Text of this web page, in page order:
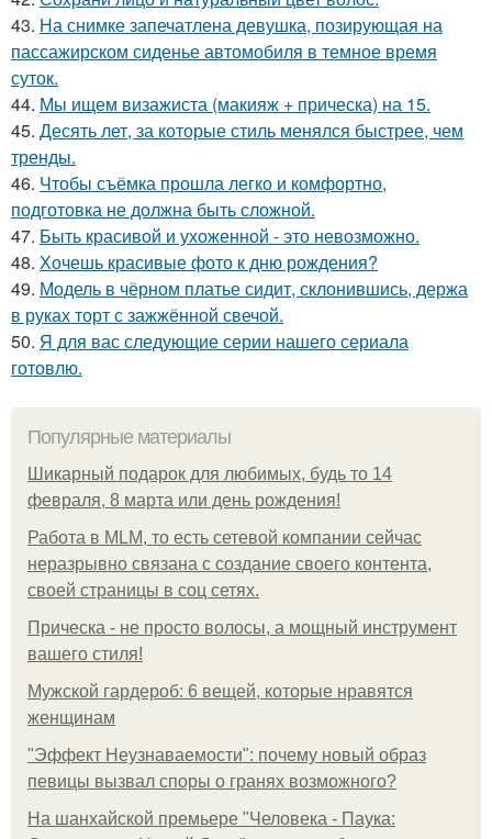
43. На снимке запечатлена девушка, позирующая на
пассажирском сиденье автомобиля в темное время
суток.
44. Мы ищем визажиста (макияж + прическа) на 15.
45. Десять лет, за которые стиль менялся быстрее, чем
тренды.
46. Чтобы съёмка прошла легко и комфортно,
подготовка не должна быть сложной.
47. Быть красивой и ухоженной - это невозможно.
48. Хочешь красивые фото к дню рождения?
49. Модель в чёрном платье сидит, склонившись, держа
в руках торт с зажжённой свечой.
50. Я для вас следующие серии нашего сериала
готовлю.
Популярные материалы
Шикарный подарок для любимых, будь то 14
февраля, 8 марта или день рождения!
Работа в MLM, то есть сетевой компании сейчас
неразрывно связана с создание своего контента,
своей страницы в соц сетях.
Прическа - не просто волосы, а мощный инструмент
вашего стиля!
Мужской гардероб: 6 вещей, которые нравятся
женщинам
"Эффект Неузнаваемости": почему новый образ
певицы вызвал споры о гранях возможного?
На шанхайской премьере "Человека - Паука: